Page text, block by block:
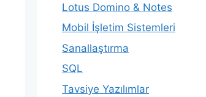
Lotus Domino & Notes
Mobil İşletim Sistemleri
Sanallaştırma
SQL
Tavsiye Yazılımlar